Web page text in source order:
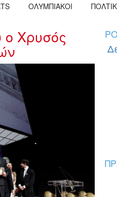
ΟΛΥΜΠΙΑΚΟΙ
ο Χρυσός